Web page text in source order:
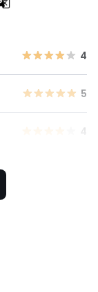
4
5
4